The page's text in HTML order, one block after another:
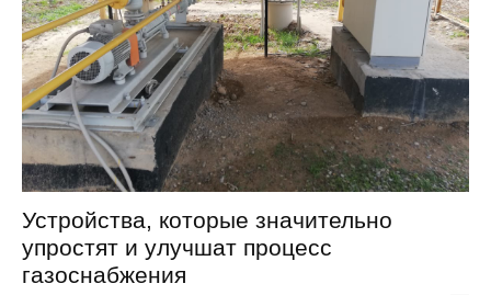
Устройства, которые значительно
упростят и улучшат процесс
газоснабжения